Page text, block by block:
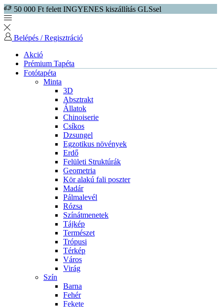
50 000 Ft felett INGYENES kiszállítás GLSsel
Belépés / Regisztráció
Akció
Prémium Tapéta
Fotótapéta
Minta
3D
Absztrakt
Állatok
Chinoiserie
Csíkos
Dzsungel
Egzotikus növények
Erdő
Felületi Struktúrák
Geometria
Kör alakú fali poszter
Madár
Pálmalevél
Rózsa
Színátmenetek
Tájkép
Természet
Trópusi
Térkép
Város
Virág
Szín
Barna
Fehér
Fekete